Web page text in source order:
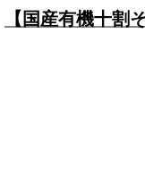
【国産有機十割